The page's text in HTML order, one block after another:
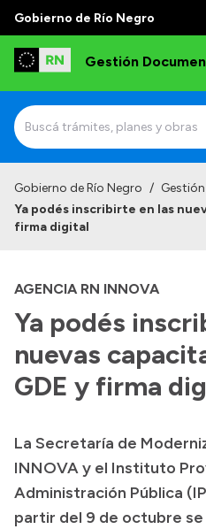
Gobierno de Río Negro
Gestión
Institucional
Misión y Visión
Normativa
Transparencia
Boletín Oficial
Compras y licitaciones
Consulta de expedientes
Gobierno de Río Negro /
Ya podés inscribirte en las
firma digital
AGENCIA RN INNOVA
Ya podés
nuevas
GDE y firma
La Secretaría de
INNOVA y el Instituto
Administración Pública
partir del 9 de octubre se